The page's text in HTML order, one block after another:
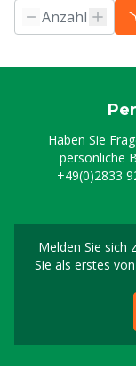
Haben Sie
persönliche
+49(0)2833
Melden Sie sich
Sie als erstes